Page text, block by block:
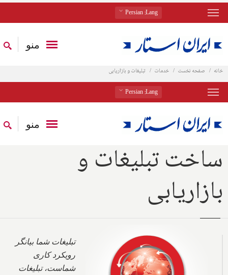
Lang
: Persian
منو
خانه صفحه نخست خدمات تبلیغات و بازاریابی
Lang
: Persian
منو
ساخت تبلیغات و
بازاریابی
تبلیغات شما بیانگر
رویکرد کاری
شماست، تبلیغات